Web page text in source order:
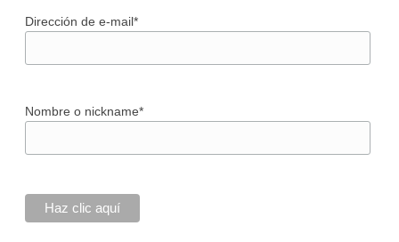
Dirección de e-mail*
Nombre o nickname*